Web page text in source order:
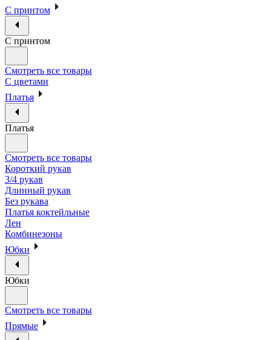
С принтом
С принтом
Смотреть все товары
С цветами
Платья
Платья
Смотреть все товары
Короткий рукав
3/4 рукав
Длинный рукав
Без рукава
Платья коктейльные
Лен
Комбинезоны
Юбки
Юбки
Смотреть все товары
Прямые